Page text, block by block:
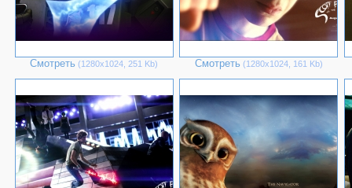
Смотреть (1280х1024, 251 Kb) Смотреть (1280х1024, 161 Kb)